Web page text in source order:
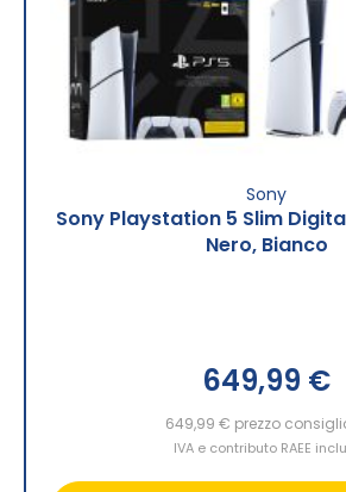
Sony
Sony Playstation 5 Slim
Nero, Bianco
649,99 €
649,99 € prezzo
IVA e contributo RAEE